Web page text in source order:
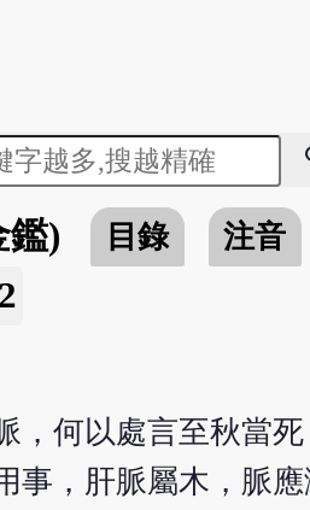
鑑) 目錄 注音
，何以處言至秋當
事，肝脈屬木，脈